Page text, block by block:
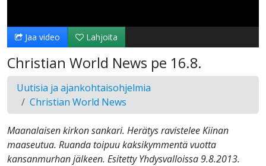
Jaa video Lahjoita
Christian World News pe 16.8.
Uutisia ja ajankohtaisohjelmia
Christian World News
Maanalaisen kirkon sankari. Herätys ravistelee Kiinan
maaseutua. Ruanda toipuu kaksikymmentä vuotta
kansanmurhan jälkeen. Esitetty Yhdysvalloissa 9.8.2013.